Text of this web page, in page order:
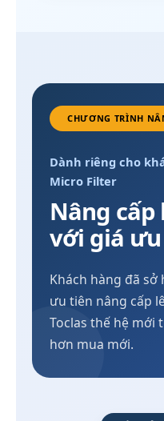
CHƯƠNG TRÌNH
Dành riêng cho
Micro Filter
Nâng cấp
với giá
Khách hàng đã
ưu tiên nâng cấp
Toclas thế hệ mới
hơn mua mới.